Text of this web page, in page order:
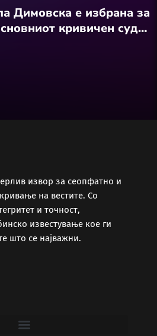
Димовска е избрана за
кривичен суд
седница на Судскиот
извор за сеопфатно и
на вестите. Со
и точност,
известување кое ги
што се најважни.